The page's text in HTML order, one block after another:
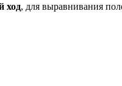
ход, для выравнивания